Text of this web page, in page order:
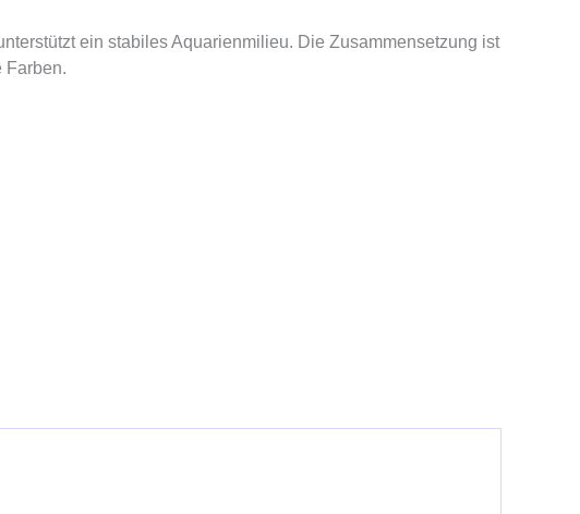
ein stabiles Aquarienmilieu. Die Zusammensetzung ist
Farben.